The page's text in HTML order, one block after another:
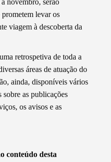
levar os
viagem à descoberta da
retrospetiva de toda a
áreas de atuação do
ainda, disponíveis vários
sobre as publicações
os avisos e as
conteúdo desta